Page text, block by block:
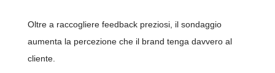
Oltre a raccogliere feedback preziosi, il sondaggio
aumenta la percezione che il brand tenga davvero al
cliente.